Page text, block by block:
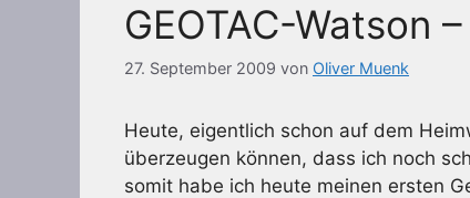
GEOTAC-Watson
27. September 2009 von Oliver Muenk
Heute, eigentlich schon auf dem
überzeugen können, dass ich noch
somit habe ich heute meinen ersten